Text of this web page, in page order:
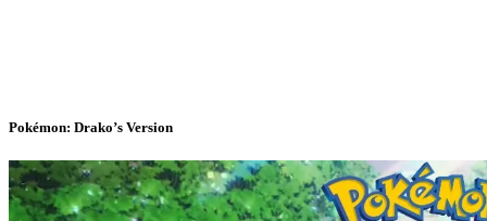
Pokémon: Drako’s Version